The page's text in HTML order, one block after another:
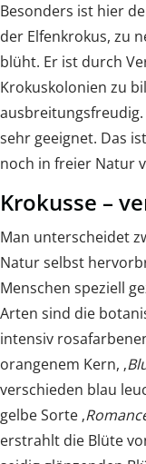
Besonders ist hier
der Elfenkrokus, zu
blüht. Er ist durch
Krokuskolonien zu
sehr geeignet. Das
noch in freier Natur
Krokusse –
Man unterscheidet
Natur selbst
Menschen speziell
Arten sind die
intensiv
orangenem Kern, ‚
verschieden blau
gelbe Sorte ‚
erstrahlt die Blüte